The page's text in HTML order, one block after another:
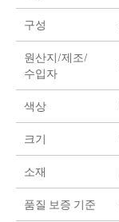
구성
원산지/제조/
수입자
색상
크기
소재
품질 보증 기준